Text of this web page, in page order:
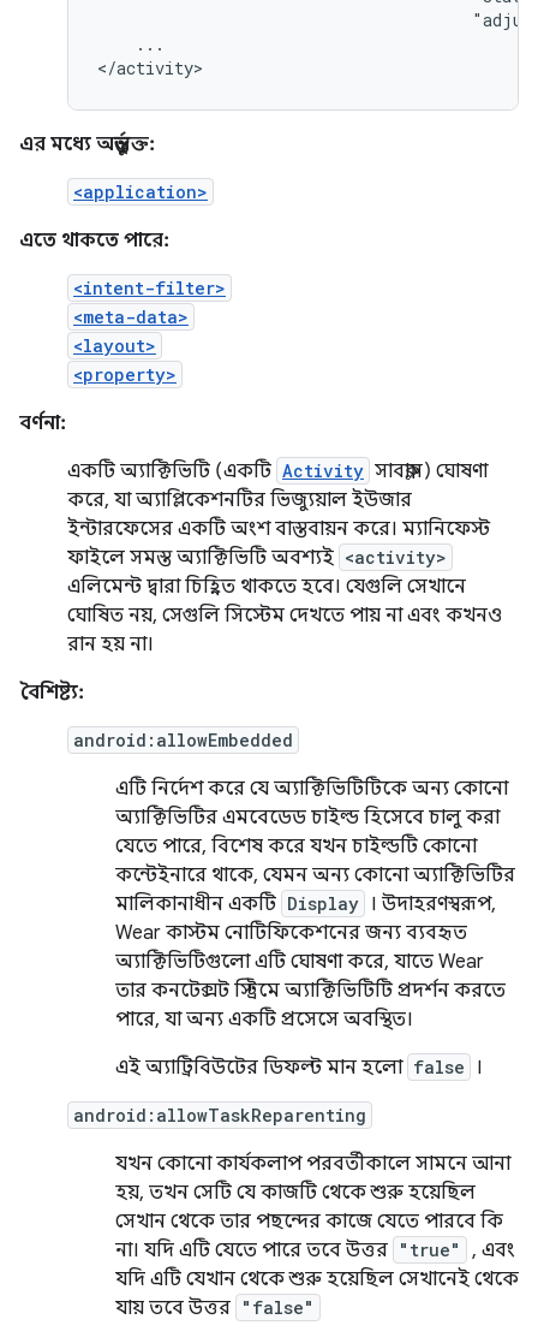
...
</activity>
এর মধ্যে অন্তর্ভুক্ত:
<application>
এতে থাকতে পারে:
<intent-filter>
<meta-data>
<layout>
<property>
বর্ণনা:
একটি অ্যাক্টিভিটি (একটি Activity সাবক্লাস) ঘোষণা
করে, যা অ্যাপ্লিকেশনটির ভিজ্যুয়াল ইউজার
ইন্টারফেসের একটি অংশ বাস্তবায়ন করে। ম্যানিফেস্ট
ফাইলে সমস্ত অ্যাক্টিভিটি অবশ্যই <activity>
এলিমেন্ট দ্বারা চিহ্নিত থাকতে হবে। যেগুলি সেখানে
ঘোষিত নয়, সেগুলি সিস্টেম দেখতে পায় না এবং কখনও
রান হয় না।
বৈশিষ্ট্য:
android:allowEmbedded
এটি নির্দেশ করে যে অ্যাক্টিভিটিটিকে অন্য কোনো
অ্যাক্টিভিটির এমবেডেড চাইল্ড হিসেবে চালু করা
যেতে পারে, বিশেষ করে যখন চাইল্ডটি কোনো
কন্টেইনারে থাকে, যেমন অন্য কোনো অ্যাক্টিভিটির
মালিকানাধীন একটি Display । উদাহরণস্বরূপ,
Wear কাস্টম নোটিফিকেশনের জন্য ব্যবহৃত
অ্যাক্টিভিটিগুলো এটি ঘোষণা করে, যাতে Wear
তার কনটেক্সট স্ট্রিমে অ্যাক্টিভিটিটি প্রদর্শন করতে
পারে, যা অন্য একটি প্রসেসে অবস্থিত।
এই অ্যাট্রিবিউটের ডিফল্ট মান হলো false ।
android:allowTaskReparenting
যখন কোনো কার্যকলাপ পরবর্তীকালে সামনে আনা
হয়, তখন সেটি যে কাজটি থেকে শুরু হয়েছিল
সেখান থেকে তার পছন্দের কাজে যেতে পারবে কি
না। যদি এটি যেতে পারে তবে উত্তর "true"
, এবং
যদি এটি যেখান থেকে শুরু হয়েছিল সেখানেই থেকে
যায় তবে উত্তর "false"